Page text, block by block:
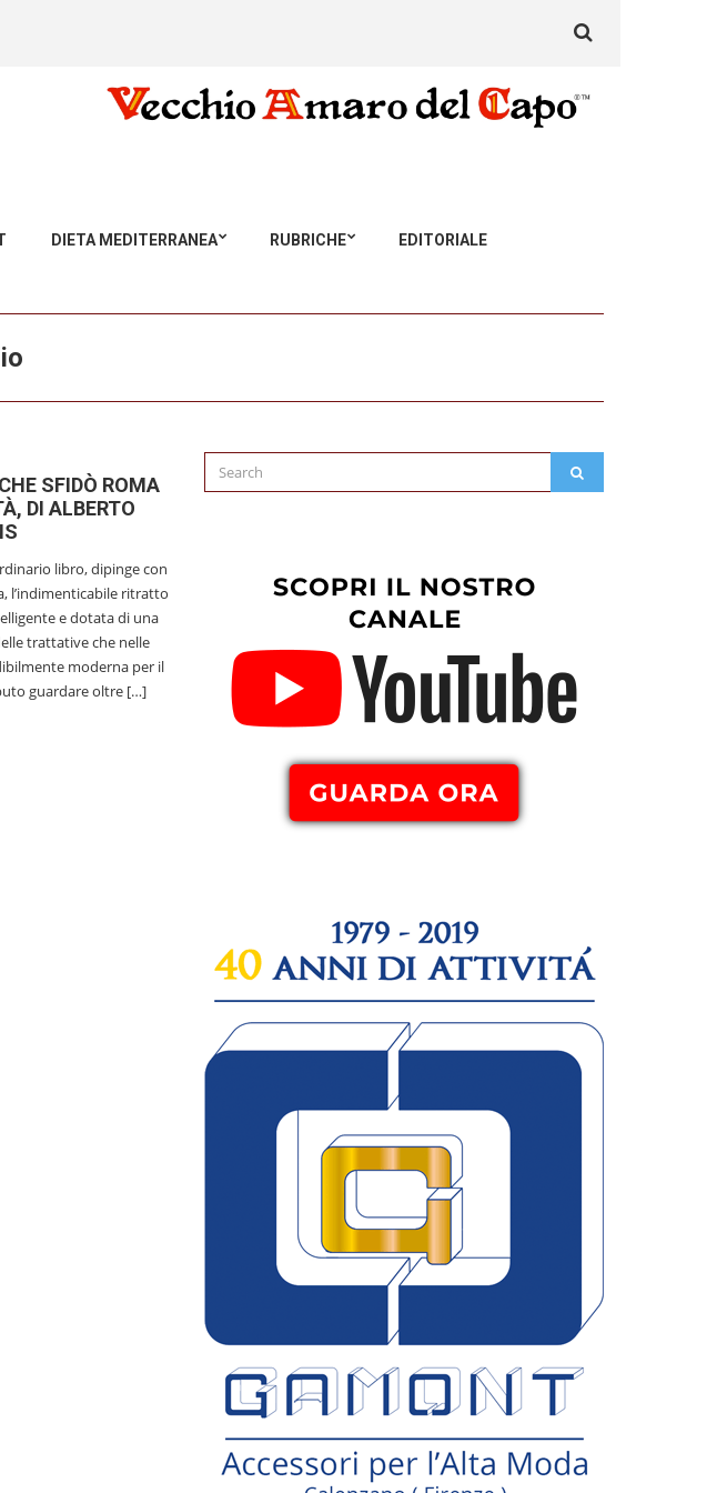
DIETA MEDITERRANEA RUBRICHE EDITORIALE
for:
SFIDÒ ROMA
DI ALBERTO
libro, dipinge con
l’indimenticabile ritratto
e dotata di una
trattative che nelle
moderna per il
guardare oltre […]
Search
for: